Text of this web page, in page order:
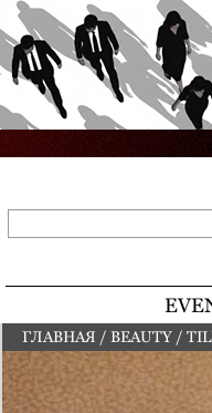
ВЫ ЗДЕСЬ
ГЛАВНАЯ / BEAUTY /